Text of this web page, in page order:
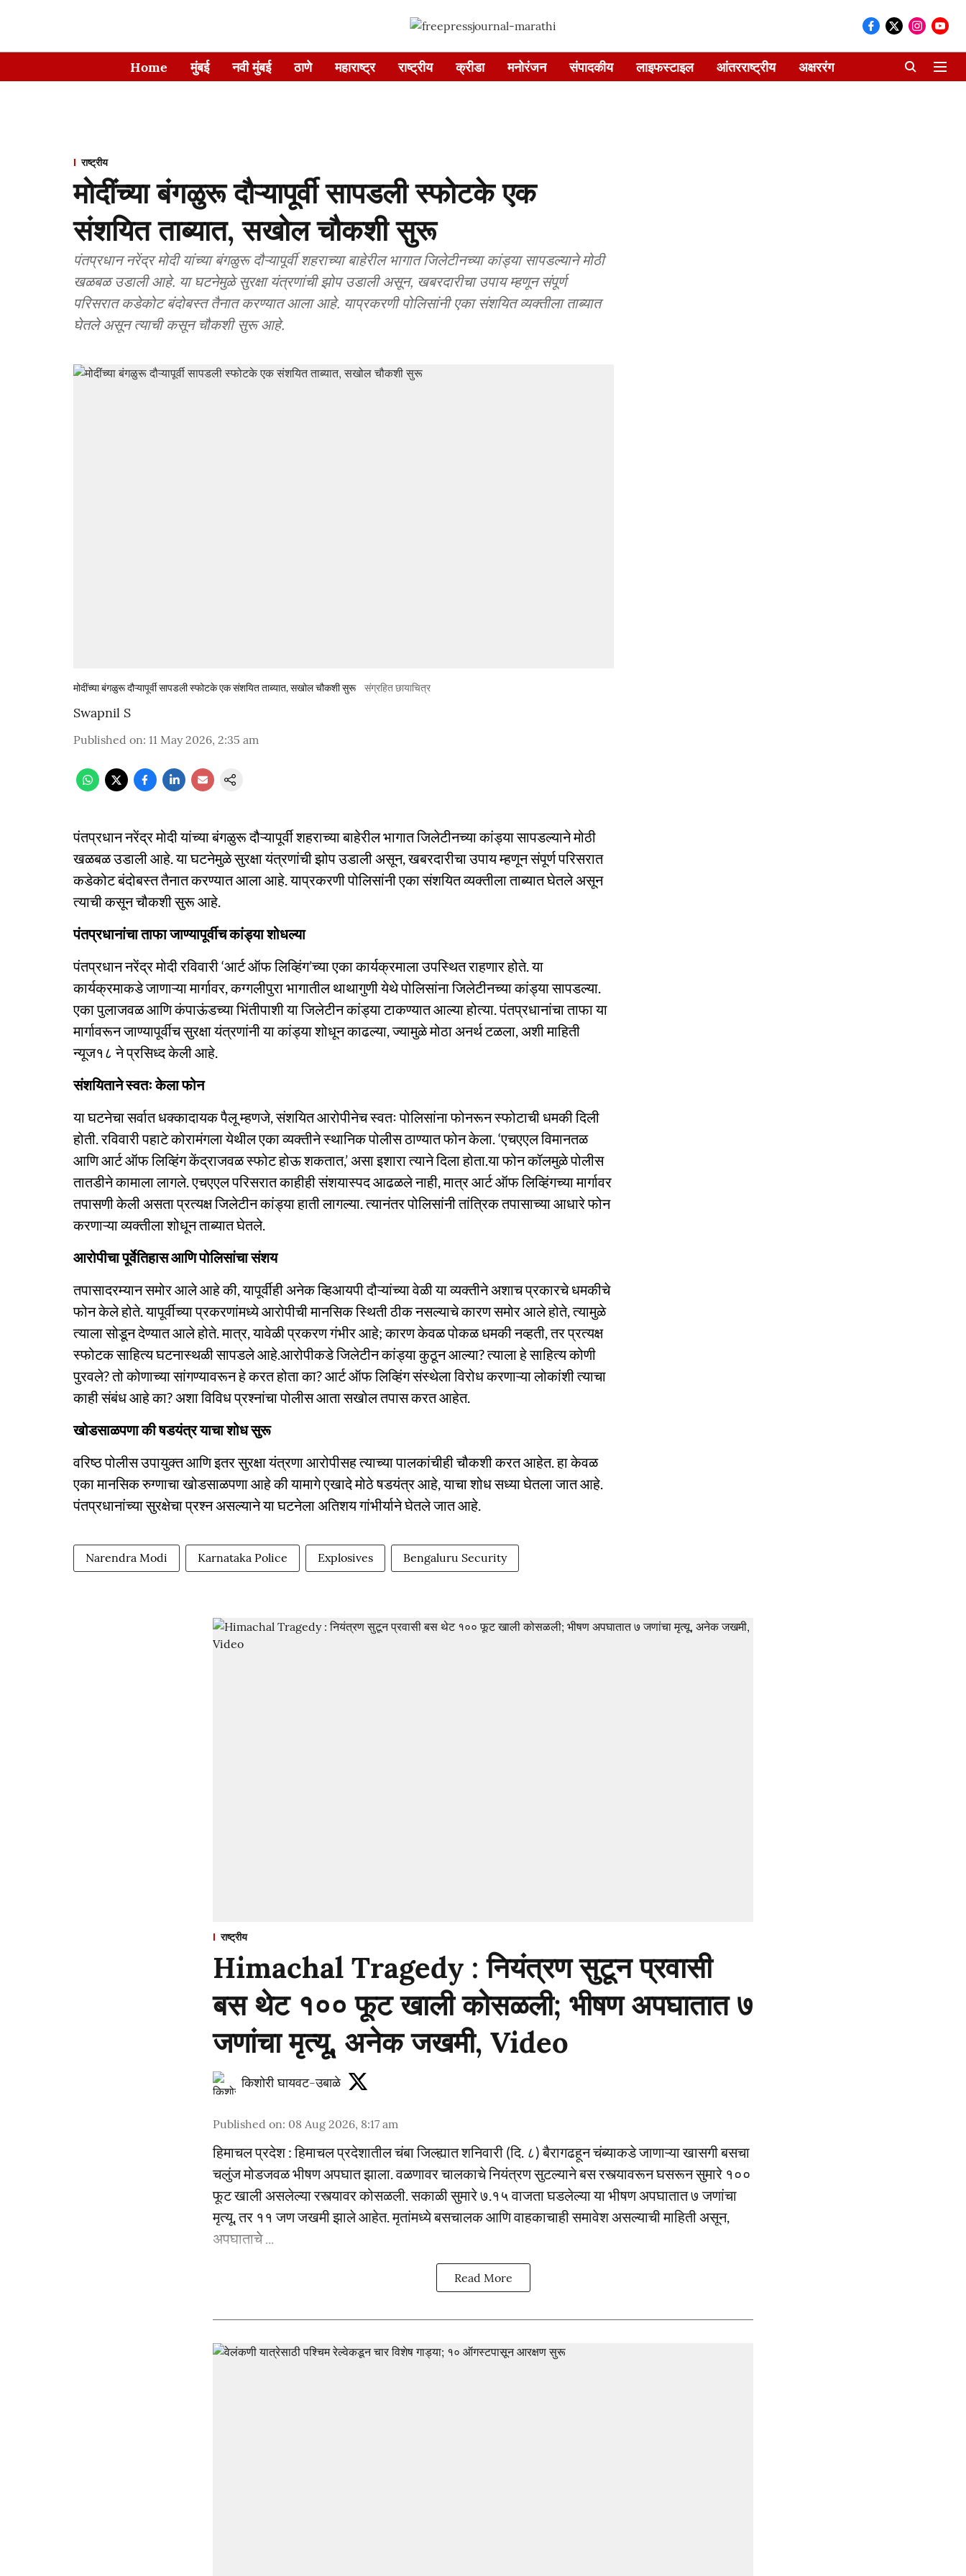
Home मुंबई नवी मुंबई ठाणे महाराष्ट्र राष्ट्रीय क्रीडा मनोरंजन संपादकीय लाइफस्टाइल आंतरराष्ट्रीय अक्षररंग
राष्ट्रीय
मोदींच्या बंगळुरू दौऱ्यापूर्वी सापडली स्फोटके एक
संशयित ताब्यात, सखोल चौकशी सुरू
पंतप्रधान नरेंद्र मोदी यांच्या बंगळुरू दौऱ्यापूर्वी शहराच्या बाहेरील भागात जिलेटीनच्या कांड्या सापडल्याने मोठी
खळबळ उडाली आहे. या घटनेमुळे सुरक्षा यंत्रणांची झोप उडाली असून, खबरदारीचा उपाय म्हणून संपूर्ण
परिसरात कडेकोट बंदोबस्त तैनात करण्यात आला आहे. याप्रकरणी पोलिसांनी एका संशयित व्यक्तीला ताब्यात
घेतले असून त्याची कसून चौकशी सुरू आहे.
मोदींच्या बंगळुरू दौऱ्यापूर्वी सापडली स्फोटके एक संशयित ताब्यात, सखोल चौकशी सुरू संग्रहित छायाचित्र
Swapnil S
Published on: 11 May 2026, 2:35 am
पंतप्रधान नरेंद्र मोदी यांच्या बंगळुरू दौऱ्यापूर्वी शहराच्या बाहेरील भागात जिलेटीनच्या कांड्या सापडल्याने मोठी
खळबळ उडाली आहे. या घटनेमुळे सुरक्षा यंत्रणांची झोप उडाली असून, खबरदारीचा उपाय म्हणून संपूर्ण परिसरात
कडेकोट बंदोबस्त तैनात करण्यात आला आहे. याप्रकरणी पोलिसांनी एका संशयित व्यक्तीला ताब्यात घेतले असून
त्याची कसून चौकशी सुरू आहे.
पंतप्रधानांचा ताफा जाण्यापूर्वीच कांड्या शोधल्या
पंतप्रधान नरेंद्र मोदी रविवारी ‘आर्ट ऑफ लिव्हिंग’च्या एका कार्यक्रमाला उपस्थित राहणार होते. या
कार्यक्रमाकडे जाणाऱ्या मार्गावर, कग्गलीपुरा भागातील थाथागुणी येथे पोलिसांना जिलेटीनच्या कांड्या सापडल्या.
एका पुलाजवळ आणि कंपाऊंडच्या भिंतीपाशी या जिलेटीन कांड्या टाकण्यात आल्या होत्या. पंतप्रधानांचा ताफा या
मार्गावरून जाण्यापूर्वीच सुरक्षा यंत्रणांनी या कांड्या शोधून काढल्या, ज्यामुळे मोठा अनर्थ टळला, अशी माहिती
न्यूज१८ ने प्रसिध्द केली आहे.
संशयिताने स्वतः केला फोन
या घटनेचा सर्वात धक्कादायक पैलू म्हणजे, संशयित आरोपीनेच स्वतः पोलिसांना फोनरून स्फोटाची धमकी दिली
होती. रविवारी पहाटे कोरामंगला येथील एका व्यक्तीने स्थानिक पोलीस ठाण्यात फोन केला. ‘एचएएल विमानतळ
आणि आर्ट ऑफ लिव्हिंग केंद्राजवळ स्फोट होऊ शकतात,’ असा इशारा त्याने दिला होता.या फोन कॉलमुळे पोलीस
तातडीने कामाला लागले. एचएएल परिसरात काहीही संशयास्पद आढळले नाही, मात्र आर्ट ऑफ लिव्हिंगच्या मार्गावर
तपासणी केली असता प्रत्यक्ष जिलेटीन कांड्या हाती लागल्या. त्यानंतर पोलिसांनी तांत्रिक तपासाच्या आधारे फोन
करणाऱ्या व्यक्तीला शोधून ताब्यात घेतले.
आरोपीचा पूर्वेतिहास आणि पोलिसांचा संशय
तपासादरम्यान समोर आले आहे की, यापूर्वीही अनेक व्हिआयपी दौऱ्यांच्या वेळी या व्यक्तीने अशाच प्रकारचे धमकीचे
फोन केले होते. यापूर्वीच्या प्रकरणांमध्ये आरोपीची मानसिक स्थिती ठीक नसल्याचे कारण समोर आले होते, त्यामुळे
त्याला सोडून देण्यात आले होते. मात्र, यावेळी प्रकरण गंभीर आहे; कारण केवळ पोकळ धमकी नव्हती, तर प्रत्यक्ष
स्फोटक साहित्य घटनास्थळी सापडले आहे.आरोपीकडे जिलेटीन कांड्या कुठून आल्या? त्याला हे साहित्य कोणी
पुरवले? तो कोणाच्या सांगण्यावरून हे करत होता का? आर्ट ऑफ लिव्हिंग संस्थेला विरोध करणाऱ्या लोकांशी त्याचा
काही संबंध आहे का? अशा विविध प्रश्नांचा पोलीस आता सखोल तपास करत आहेत.
खोडसाळपणा की षडयंत्र याचा शोध सुरू
वरिष्ठ पोलीस उपायुक्त आणि इतर सुरक्षा यंत्रणा आरोपीसह त्याच्या पालकांचीही चौकशी करत आहेत. हा केवळ
एका मानसिक रुग्णाचा खोडसाळपणा आहे की यामागे एखादे मोठे षडयंत्र आहे, याचा शोध सध्या घेतला जात आहे.
पंतप्रधानांच्या सुरक्षेचा प्रश्न असल्याने या घटनेला अतिशय गांभीर्याने घेतले जात आहे.
Narendra Modi Karnataka Police Explosives Bengaluru Security
राष्ट्रीय
Himachal Tragedy : नियंत्रण सुटून प्रवासी
बस थेट १०० फूट खाली कोसळली; भीषण अपघातात ७
जणांचा मृत्यू, अनेक जखमी, Video
किशोरी घायवट-उबाळे
Published on: 08 Aug 2026, 8:17 am
हिमाचल प्रदेश : हिमाचल प्रदेशातील चंबा जिल्ह्यात शनिवारी (दि. ८) बैरागढहून चंब्याकडे जाणाऱ्या खासगी बसचा
चलुंज मोडजवळ भीषण अपघात झाला. वळणावर चालकाचे नियंत्रण सुटल्याने बस रस्त्यावरून घसरून सुमारे १००
फूट खाली असलेल्या रस्त्यावर कोसळली. सकाळी सुमारे ७.१५ वाजता घडलेल्या या भीषण अपघातात ७ जणांचा
मृत्यू, तर ११ जण जखमी झाले आहेत. मृतांमध्ये बसचालक आणि वाहकाचाही समावेश असल्याची माहिती असून,
अपघाताचे ...
Read More